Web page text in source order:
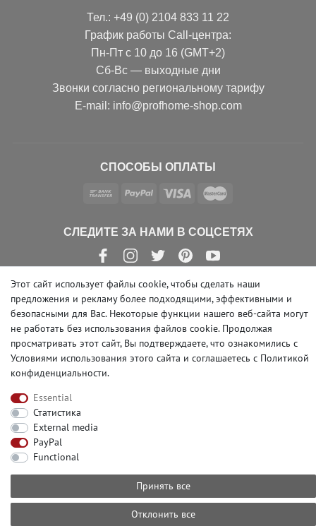
Тел.: +49 (0) 2104 833 11 22
График работы Call-центра:
Пн-Пт с 10 до 16 (GMT+2)
Сб-Вс — выходные дни
Звонки согласно региональному тарифу
Е-mail: info@profhome-shop.com
СПОСОБЫ ОПЛАТЫ
СЛЕДИТЕ ЗА НАМИ В СОЦСЕТЯХ
© Copyright 2026 | e-Delux GmbH
Этот сайт использует файлы cookie, чтобы сделать наши
предложения и рекламу более подходящими, эффективными и
безопасными для Вас. Некоторые функции нашего веб-сайта могут
не работать без использования файлов cookie. Продолжая
просматривать этот сайт, Вы подтверждаете, что ознакомились с
Условиями использования этого сайта и соглашаетесь с Политикой
конфиденциальности.
Essential
Статистика
External media
PayPal
Functional
Принять все
Отклонить все